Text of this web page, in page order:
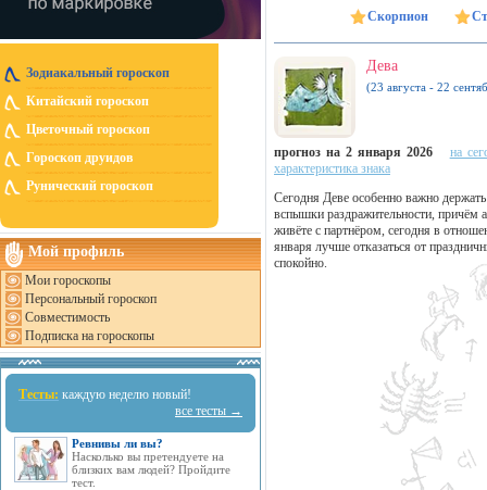
Зодиакальный гороскоп
Китайский гороскоп
Цветочный гороскоп
Гороскоп друидов
Рунический гороскоп
Мой профиль
Мои гороскопы
Персональный гороскоп
Совместимость
Подписка на гороскопы
Тесты: каждую неделю новый!
все тесты →
Ревнивы ли вы?
Насколько вы претендуете на
близких вам людей? Пройдите
тест.
Скорпион
Дева
(23 августа - 22
прогноз на 2 января 2026
на
характеристика знака
Сегодня Деве особенно важно
вспышки раздражительности, причём
живёте с партнёром, сегодня в
января лучше отказаться от
спокойно.